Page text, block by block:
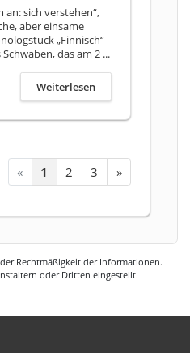
an: sich verstehen“,
aber einsame
„Finnisch“
das am 2 ...
Weiterlesen
« 1 2 3 »
Rechtmäßigkeit der Informationen.
oder Dritten eingestellt.